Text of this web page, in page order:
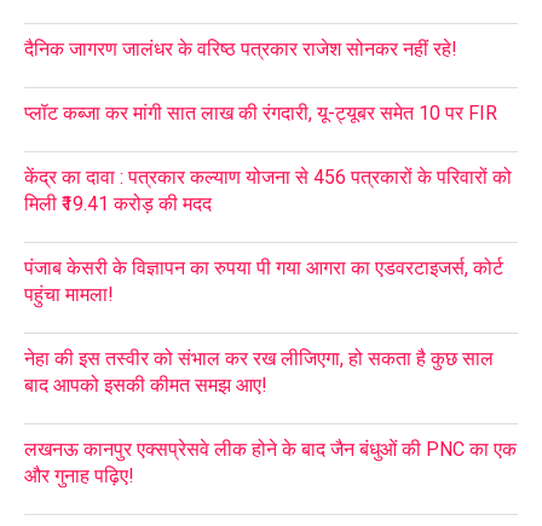
दैनिक जागरण जालंधर के वरिष्ठ पत्रकार राजेश सोनकर नहीं रहे!
प्लॉट कब्जा कर मांगी सात लाख की रंगदारी, यू-ट्यूबर समेत 10 पर FIR
केंद्र का दावा : पत्रकार कल्याण योजना से 456 पत्रकारों के परिवारों को
मिली ₹19.41 करोड़ की मदद
पंजाब केसरी के विज्ञापन का रुपया पी गया आगरा का एडवरटाइजर्स, कोर्ट
पहुंचा मामला!
नेहा की इस तस्वीर को संभाल कर रख लीजिएगा, हो सकता है कुछ साल
बाद आपको इसकी कीमत समझ आए!
लखनऊ कानपुर एक्सप्रेसवे लीक होने के बाद जैन बंधुओं की PNC का एक
और गुनाह पढ़िए!